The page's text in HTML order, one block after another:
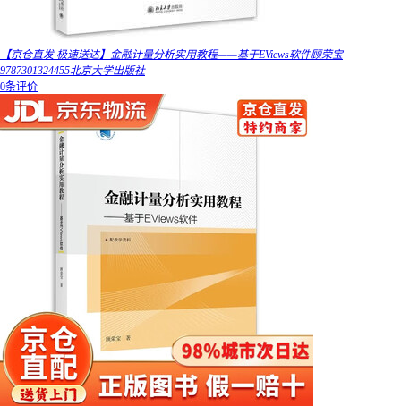
【京仓直发 极速送达】金融计量分析实用教程——基于EViews软件顾荣宝
9787301324455北京大学出版社
0条评价